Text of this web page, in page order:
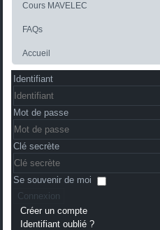
Cours MAVELEC
FAQs
Accueil
Identifiant
Mot de passe
Clé secrète
Se souvenir de moi
Connexion
Créer un compte
Identifiant oublié ?